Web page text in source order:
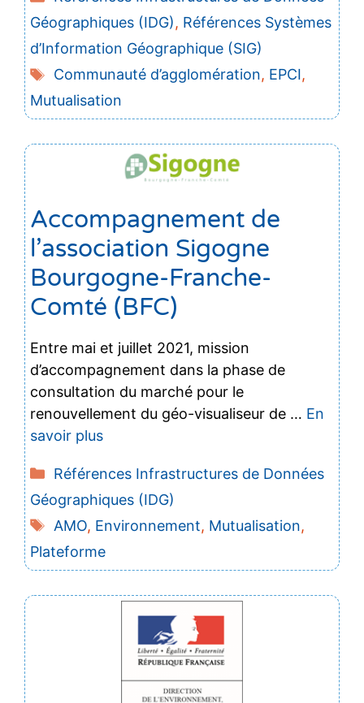
Géographiques (IDG), Références Systèmes
d’Information Géographique (SIG)
Étiquettes
Communauté d’agglomération, EPCI,
Mutualisation
Accompagnement de
l’association Sigogne
Bourgogne-Franche-
Comté (BFC)
Entre mai et juillet 2021, mission
d’accompagnement dans la phase de
consultation du marché pour le
renouvellement du géo-visualiseur de … En
savoir plus
Catégories
Références Infrastructures de Données
Géographiques (IDG)
Étiquettes
AMO, Environnement, Mutualisation,
Plateforme